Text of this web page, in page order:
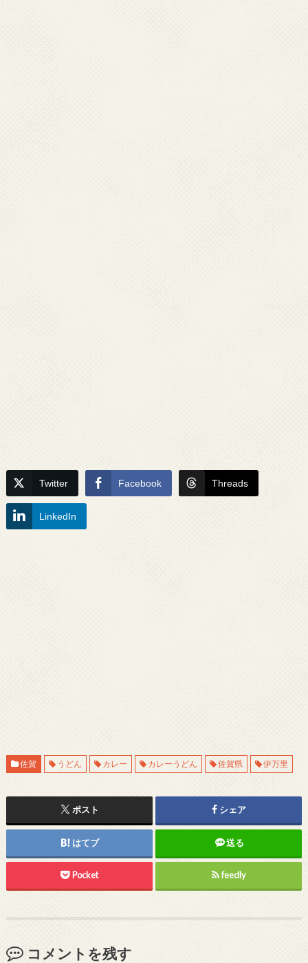
Twitter Facebook Threads
LinkedIn
佐賀 うどん カレー カレーうどん 佐賀県 伊万里
ポスト シェア
はてブ 送る
Pocket feedly
コメントを残す